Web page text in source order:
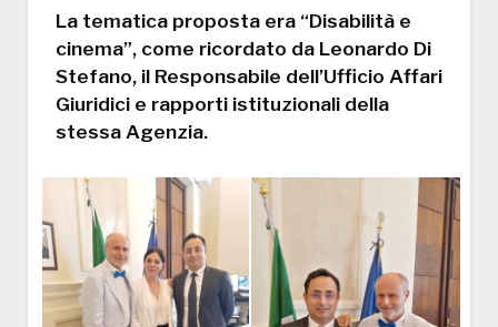
La tematica proposta era “Disabilità e
cinema”, come ricordato da Leonardo Di
Stefano, il Responsabile dell’Ufficio Affari
Giuridici e rapporti istituzionali della
stessa Agenzia.